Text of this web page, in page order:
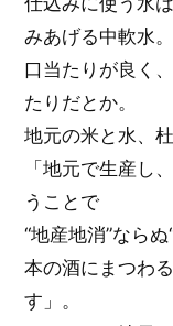
みあげる中軟水。
口当たりが良く
たりだとか。
地元の米と水、
「地元で生産し
うことで
“地産地消”なら
本の酒にまつわ
す」。